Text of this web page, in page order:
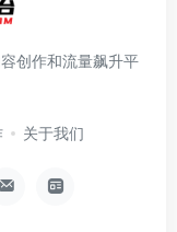
创作和流量飙升平
关于我们